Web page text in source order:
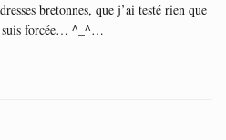
bretonnes, que j’ai testé rien que
suis forcée… ^_^…